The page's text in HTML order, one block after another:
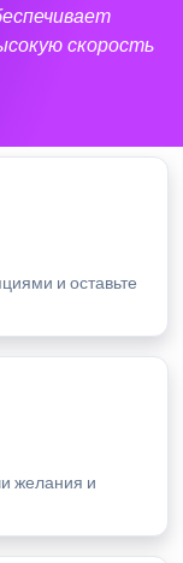
скорость
и оставьте
желания и